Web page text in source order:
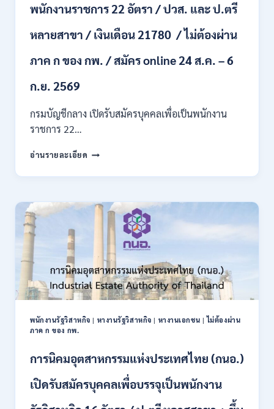
ชีพ
ค่า
พิเศษ
22
พนักงานราชการ 22 อัตรา / ปวส. และ ป.ตรี
หลายสาขา / เงินเดือน 21780 / ไม่ต้องผ่าน
ภาค ก ของ กพ. / สมัคร online 24 ส.ค. – 6
ก.ย. 2569
กรมบัญชีกลาง เปิดรับสมัครบุคคลเพื่อเป็นพนักงาน
ราชการ 22…
อ่านรายละเอียด กรม
กลาง
รับ
สมัคร
พนักงาน
ราชการ
22
อัตรา
ปวส.
หลาย
/
เงิน
พนักงานรัฐวิสาหกิจ | หางานรัฐวิสาหกิจ | หางานเอกชน |ไม่ต้องผ่าน
ภาค ก ของ กพ.
การนิคมอุตสาหกรรมแห่งประเทศไทย (กนอ.)
เปิดรับสมัครบุคคลเพื่อบรรจุเป็นพนักงาน